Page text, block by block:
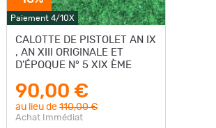
Paiement 4/10X
CALOTTE DE PISTOLET AN IX
, AN XIII ORIGINALE ET
D'ÉPOQUE N° 5 XIX ÈME
90,00 €
au lieu de110,00 €
Achat Immédiat